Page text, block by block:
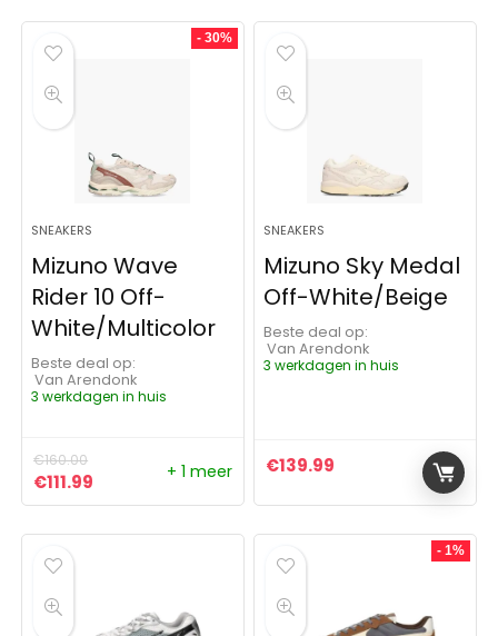
- 30%
SNEAKERS
Mizuno Wave
Rider 10 Off-
White/Multicolor
Beste deal op:
Van Arendonk
3 werkdagen in huis
€160.00
Oorspronkelijke prijs was: €160.00.
€111.99 Huidige prijs is: €111.99.
+ 1 meer
SNEAKERS
Mizuno Sky Medal
Off-White/Beige
Beste deal op:
Van Arendonk
3 werkdagen in huis
€139.99
- 1%